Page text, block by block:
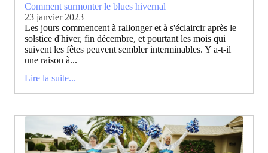
Comment surmonter le blues hivernal
23 janvier 2023
Les jours commencent à rallonger et à s'éclaircir après le
solstice d'hiver, fin décembre, et pourtant les mois qui
suivent les fêtes peuvent sembler interminables. Y a-t-il
une raison à...
Lire la suite...